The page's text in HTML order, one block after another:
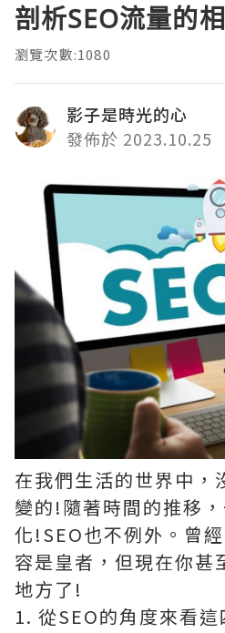
剖析SEO流量的
瀏覽次數:1080
影子是時光的心
發佈於 2023.10.25
在我們生活的世界中，
變的!隨著時間的推移
化!SEO也不例外。曾
容是皇者，但現在你甚
地方了!
1. 從SEO的角度來看這